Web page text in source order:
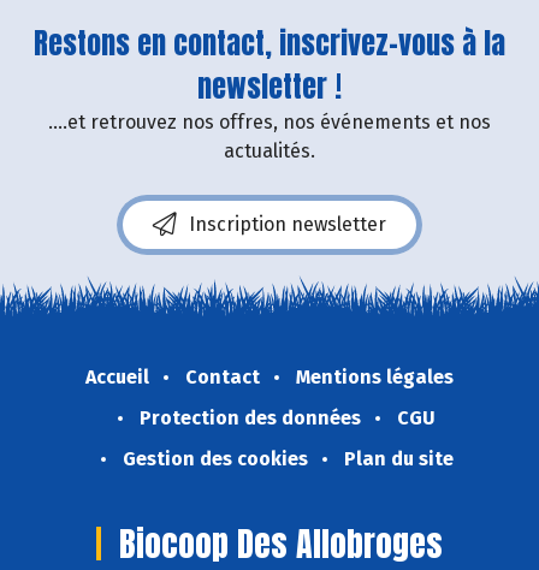
Restons en contact, inscrivez-vous à la
newsletter !
....et retrouvez nos offres, nos événements et nos
actualités.
Inscription newsletter
Accueil Contact
Mentions légales
Protection des données
CGU
Gestion des cookies
Plan du site
Biocoop Des Allobroges